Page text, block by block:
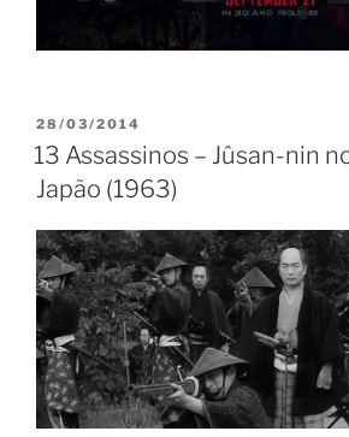
PUBLICADO
EM
28/03/2014
13 Assassinos – Jûsan-nin
Japão (1963)